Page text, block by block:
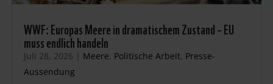
WWF: Europas Meere in dramatischem Zustand – EU
muss endlich handeln
Juli 28, 2026 | Meere, Politische Arbeit, Presse-
Aussendung